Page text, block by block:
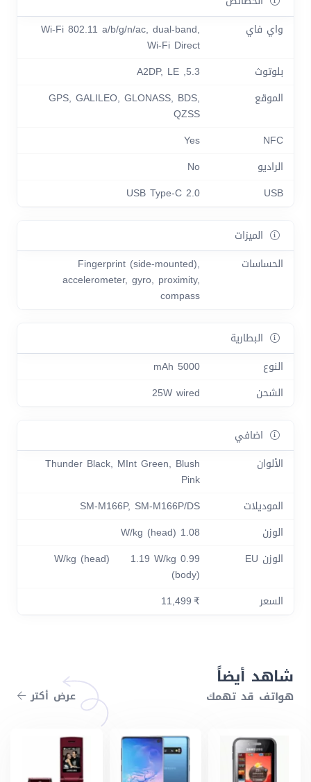
واي فاي
Wi-Fi 802.11 a/b/g/n/ac, dual-band,
Wi-Fi Direct
بلوتوث
5.3, A2DP, LE
الموقع
GPS, GALILEO, GLONASS, BDS,
QZSS
NFC
Yes
الراديو
No
USB
USB Type-C 2.0
الميزات
الحساسات
Fingerprint (side-mounted),
accelerometer, gyro, proximity,
compass
البطارية
النوع
5000 mAh
الشحن
25W wired
اضافي
الألوان
Thunder Black, MInt Green, Blush
Pink
الموديلات
SM-M166P, SM-M166P/DS
الوزن
1.08 W/kg (head)
الوزن EU
0.99 W/kg (head) 1.19 W/kg
(body)
السعر
₹ 11,499
شاهد أيضاً
هواتف قد تهمك عرض أكتر